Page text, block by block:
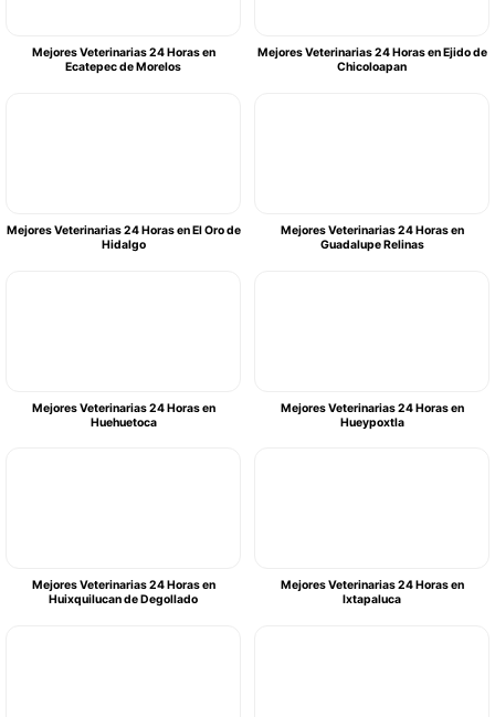
Mejores Veterinarias 24 Horas en
Ecatepec de Morelos
Mejores Veterinarias 24 Horas en Ejido de
Chicoloapan
Mejores Veterinarias 24 Horas en El Oro de
Hidalgo
Mejores Veterinarias 24 Horas en
Guadalupe Relinas
Mejores Veterinarias 24 Horas en
Huehuetoca
Mejores Veterinarias 24 Horas en
Hueypoxtla
Mejores Veterinarias 24 Horas en
Huixquilucan de Degollado
Mejores Veterinarias 24 Horas en
Ixtapaluca